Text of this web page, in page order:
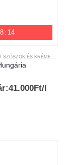
: 14
SZÓSZOK ÉS KRÉMEK
l